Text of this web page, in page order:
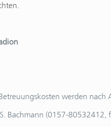
werden
Bachmann (0157-